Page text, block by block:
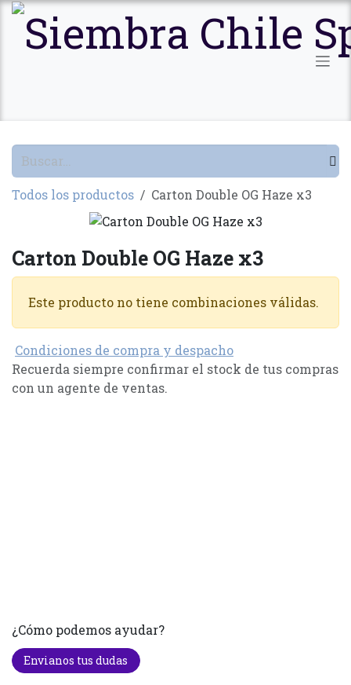
Ir al contenido
Todos los productos Carton Double OG Haze x3
Carton Double OG Haze x3
Este producto no tiene combinaciones válidas.
Condiciones de compra y despacho
Recuerda siempre confirmar el stock de tus compras
con un agente de ventas.
¿Cómo podemos ayudar?
Envianos tus dudas